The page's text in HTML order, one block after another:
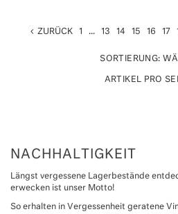
ZURÜCK 1 ... 13 14 15 16 17
SORTIERUNG:
ARTIKEL PRO
NACHHALTIGKEIT
Längst vergessene Lagerbestände
erwecken ist unser Motto!
So erhalten in Vergessenheit geratene